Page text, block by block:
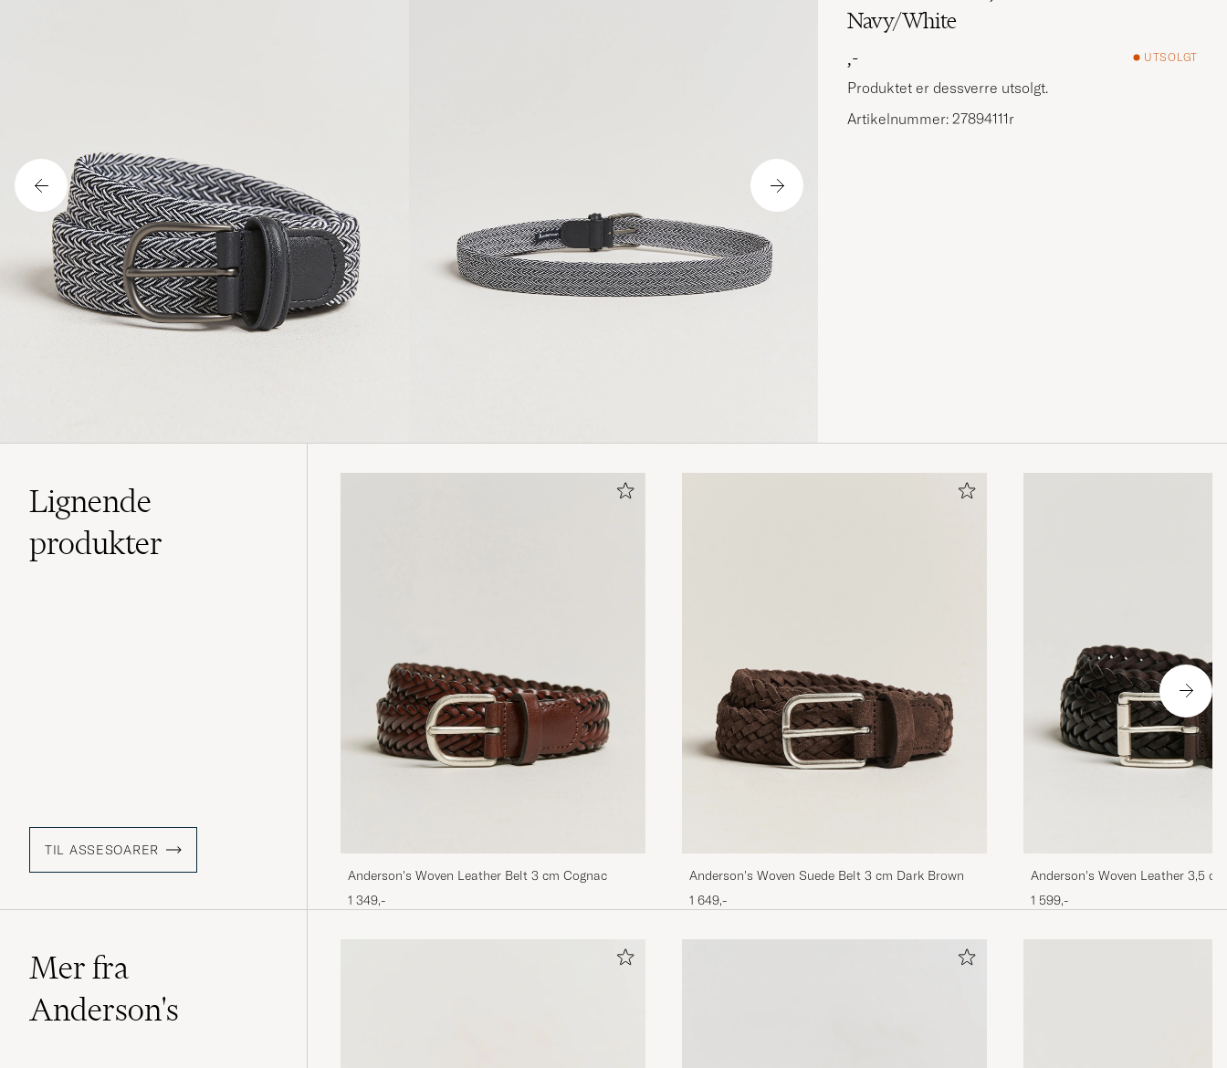
Navy/White
,-
UTSOLGT
Produktet er dessverre utsolgt.
Artikelnummer: 27894111r
Lignende
produkter
TIL ASSESOARER
Anderson's Woven Leather Belt 3 cm Cognac
1 349,-
Anderson's Woven Suede Belt 3 cm Dark Brown
1 649,-
Anderson's Woven Leather 3,5
Brown
1 599,-
Mer fra
Anderson's